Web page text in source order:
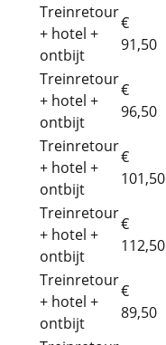
Treinretour
+ hotel +
ontbijt
€
91,50
Treinretour
+ hotel +
ontbijt
€
96,50
Treinretour
+ hotel +
ontbijt
€
101,50
Treinretour
+ hotel +
ontbijt
€
112,50
Treinretour
+ hotel +
ontbijt
€
89,50